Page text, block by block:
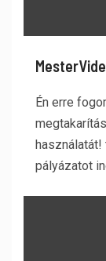
Én erre
pályázatot